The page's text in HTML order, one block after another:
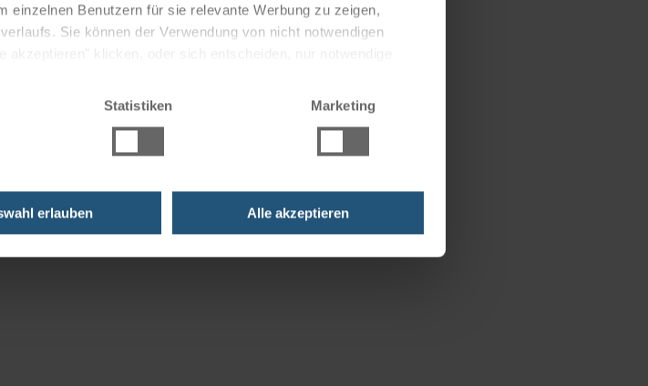
einzelnen Benutzern für sie relevante Werbung zu zeigen,
Sie können der Verwendung von nicht notwendigen
Statistiken Marketing
erlauben Alle akzeptieren
Tagesausklang zur Verfügung.
werden lassen.